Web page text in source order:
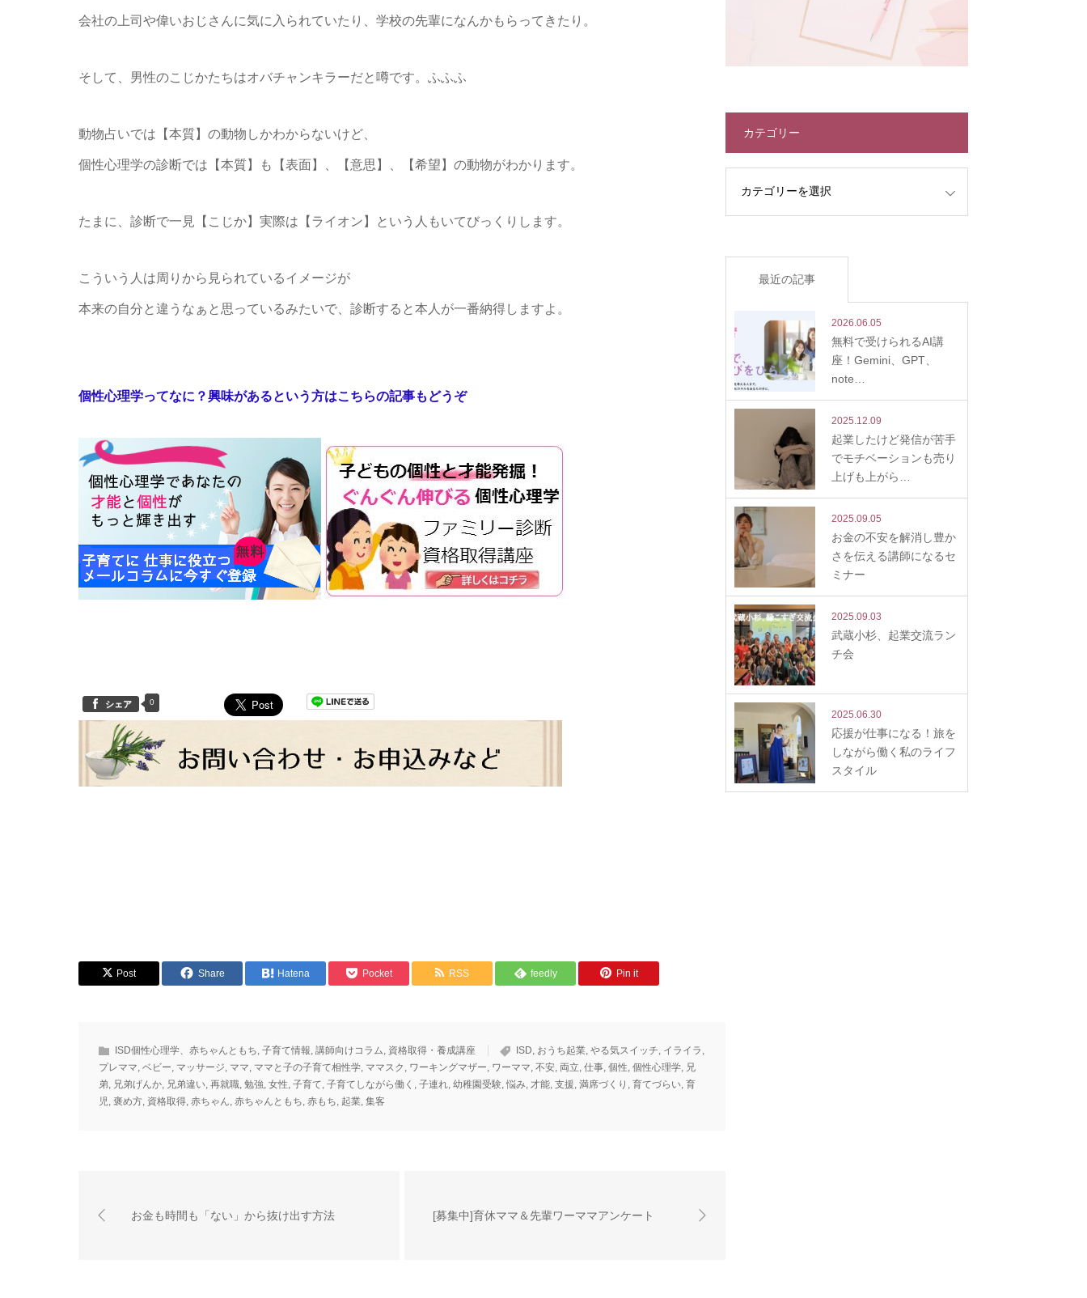
会社の上司や偉いおじさんに気に入られていたり、学校の先輩になんかもらってきたり。
そして、男性のこじかたちはオバチャンキラーだと噂です。ふふふ
動物占いでは【本質】の動物しかわからないけど、
個性心理学の診断では【本質】も【表面】、【意思】、【希望】の動物がわかります。
たまに、診断で一見【こじか】実際は【ライオン】という人もいてびっくりします。
こういう人は周りから見られているイメージが
本来の自分と違うなぁと思っているみたいで、診断すると本人が一番納得しますよ。
個性心理学ってなに？興味があるという方はこちらの記事もどうぞ
シェア 0
Post Share Hatena Pocket RSS feedly Pin it
ISD個性心理学、赤ちゃんともち, 子育て情報, 講師向けコラム, 資格取得・養成講座 ISD, おうち起業, やる気スイッチ, イライラ ,
プレママ, ベビー, マッサージ, ママ, ママと子の子育て相性学, ママスク , ワーキングマザー, ワーママ, 不安, 両立, 仕事, 個性, 個性心理学, 兄
弟, 兄弟げんか, 兄弟違い, 再就職, 勉強, 女性, 子育て, 子育てしながら働く , 子連れ, 幼稚園受験, 悩み, 才能, 支援, 満席づくり , 育てづらい, 育
児, 褒め方, 資格取得, 赤ちゃん, 赤ちゃんともち, 赤もち, 起業, 集客
お金も時間も「ない」から抜け出す方法 [募集中]育休ママ＆先輩ワーママアンケート
カテゴリー
最近の記事
2026.06.05
無料で受けられるAI講
座！Gemini、GPT、
note…
2025.12.09
起業したけど発信が苦手
でモチベーションも売り
上げも上がら…
2025.09.05
お金の不安を解消し豊か
さを伝える講師になるセ
ミナー
2025.09.03
武蔵小杉、起業交流ラン
チ会
2025.06.30
応援が仕事になる！旅を
しながら働く私のライフ
スタイル